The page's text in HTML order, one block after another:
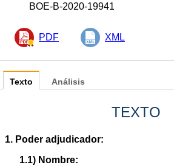
BOE-B-2020-19941
PDF XML
Texto
TEXTO
1. Poder adjudicador:
1.1) Nombre:
Análisis